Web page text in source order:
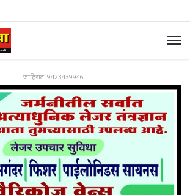
जाहिरात-9423439946